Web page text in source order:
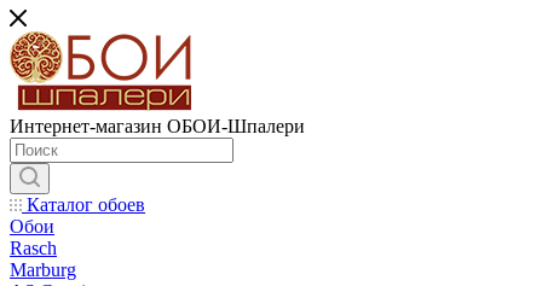
Интернет-магазин ОБОИ-Шпалери
Каталог обоев
Обои
Rasch
Marburg